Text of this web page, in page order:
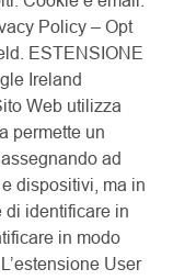
Policy – Opt
ESTENSIONE
Ireland
Web utilizza
permette un
ad
dispositivi, ma in
di identificare in
in modo
User